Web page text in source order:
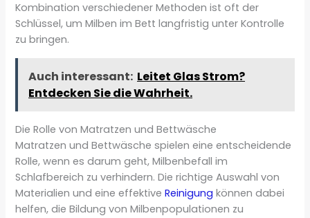
Kombination verschiedener Methoden ist oft der
Schlüssel, um Milben im Bett langfristig unter Kontrolle
zu bringen.
Auch interessant: Leitet Glas Strom?
Entdecken Sie die Wahrheit.
Die Rolle von Matratzen und Bettwäsche
Matratzen und Bettwäsche spielen eine entscheidende
Rolle, wenn es darum geht, Milbenbefall im
Schlafbereich zu verhindern. Die richtige Auswahl von
Materialien und eine effektiveReinigung können dabei
helfen, die Bildung von Milbenpopulationen zu